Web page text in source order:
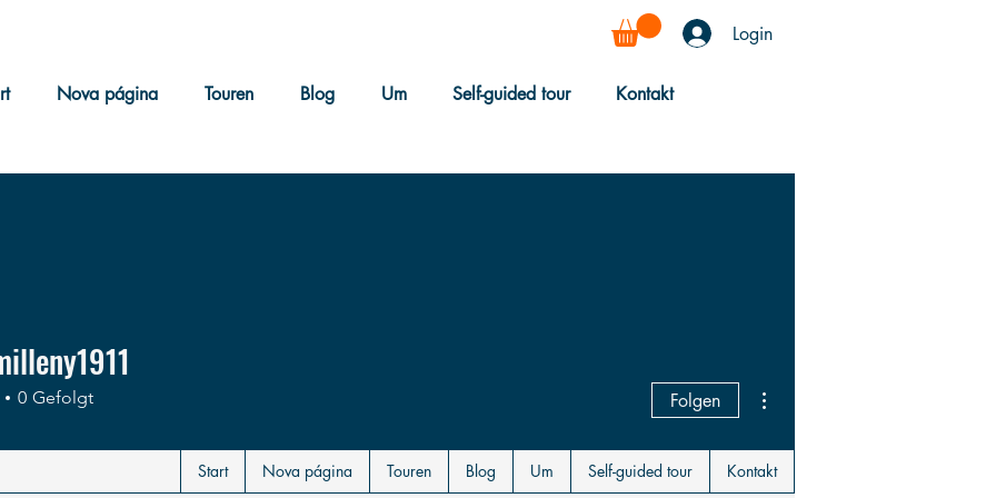
Login
Nova página Touren Blog Um Self-guided tour Kontakt
0 Gefolgt Folgen
Start Nova página Touren Blog Um Self-guided tour Kontakt